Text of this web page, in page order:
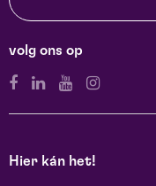
volg ons op
Hier kán het!